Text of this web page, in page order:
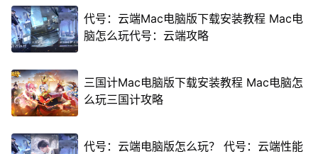
代号：云端Mac电脑版下载安装教程 Mac电
脑怎么玩代号：云端攻略
三国计Mac电脑版下载安装教程 Mac电脑怎
么玩三国计攻略
代号：云端电脑版怎么玩？ 代号：云端性能